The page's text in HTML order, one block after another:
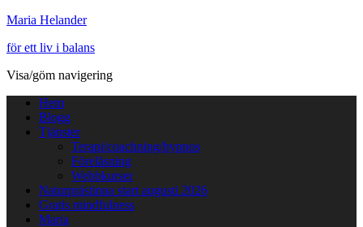
Maria Helander
för ett liv i balans
Visa/göm navigering
Hem
Blogg
Tjänster
Terapi/coachning/hypnos
Föreläsning
Webbkurser
Naturprästinna start augusti 2026
Gratis mindfulness
Maria